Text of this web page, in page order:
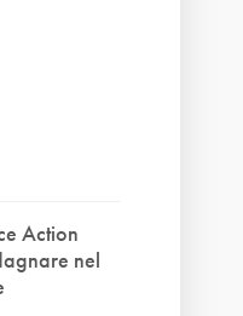
Action
nel